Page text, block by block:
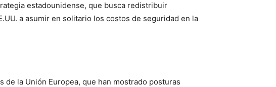
estadounidense, que busca redistribuir
a asumir en solitario los costos de seguridad en la
la Unión Europea, que han mostrado posturas